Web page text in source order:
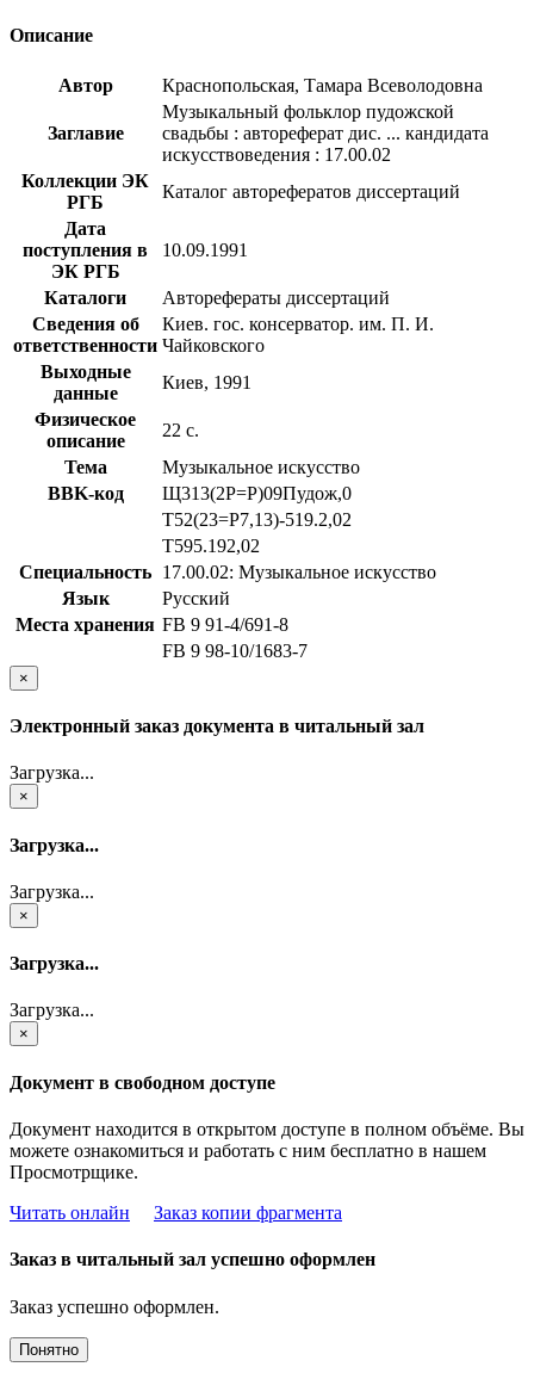
Описание
Автор Краснопольская, Тамара Всеволодовна
Заглавие
Музыкальный фольклор пудожской
свадьбы : автореферат дис. ... кандидата
искусствоведения : 17.00.02
Коллекции ЭК
РГБ
Каталог авторефератов диссертаций
Дата
поступления в
ЭК РГБ
10.09.1991
Каталоги
Авторефераты диссертаций
Сведения об
ответственности
Киев. гос. консерватор. им. П. И.
Чайковского
Выходные
данные
Киев, 1991
Физическое
описание
22 с.
Тема
Музыкальное искусство
BBK-код
Щ313(2Р=Р)09Пудож,0
Т52(23=Р7,13)-519.2,02
Т595.192,02
Специальность 17.00.02: Музыкальное искусство
Язык
Русский
Места хранения FB 9 91-4/691-8
FB 9 98-10/1683-7
×
Электронный заказ документа в читальный зал
Загрузка...
×
Загрузка...
Загрузка...
×
Загрузка...
Загрузка...
×
Документ в свободном доступе
Документ находится в открытом доступе в полном объёме. Вы
можете ознакомиться и работать с ним бесплатно в нашем
Просмотрщике.
Читать онлайн
Заказ копии фрагмента
Заказ в читальный зал успешно оформлен
Заказ успешно оформлен.
Понятно